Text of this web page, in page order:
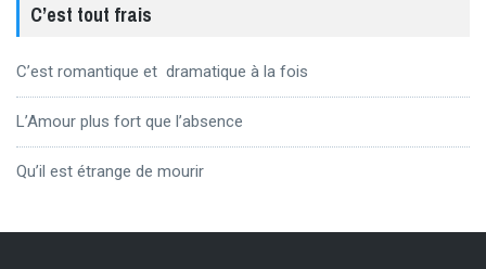
C’est tout frais
C’est romantique et dramatique à la fois
L’Amour plus fort que l’absence
Qu’il est étrange de mourir